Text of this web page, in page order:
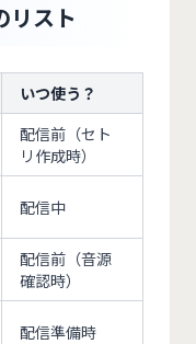
リスト
いつ使う？
配信前（セト
リ作成時）
配信中
配信前（音源
確認時）
配信準備時